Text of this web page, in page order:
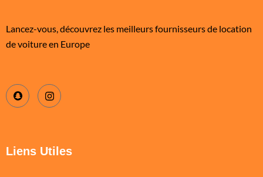
Lancez-vous, découvrez les meilleurs fournisseurs de location
de voiture en Europe
Liens Utiles